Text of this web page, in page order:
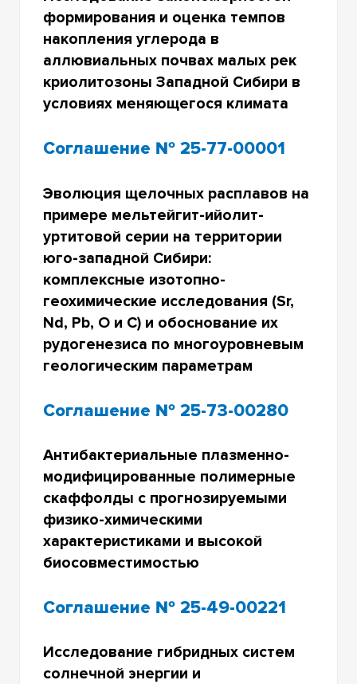
формирования и оценка темпов
накопления углерода в
аллювиальных почвах малых рек
криолитозоны Западной Сибири в
условиях меняющегося климата
Соглашение № 25-77-00001
Эволюция щелочных расплавов на
примере мельтейгит-ийолит-
уртитовой серии на территории
юго-западной Сибири:
комплексные изотопно-
геохимические исследования (Sr,
Nd, Pb, O и C) и обоснование их
рудогенезиса по многоуровневым
геологическим параметрам
Соглашение № 25-73-00280
Антибактериальные плазменно-
модифицированные полимерные
скаффолды с прогнозируемыми
физико-химическими
характеристиками и высокой
биосовместимостью
Соглашение № 25-49-00221
Исследование гибридных систем
солнечной энергии и